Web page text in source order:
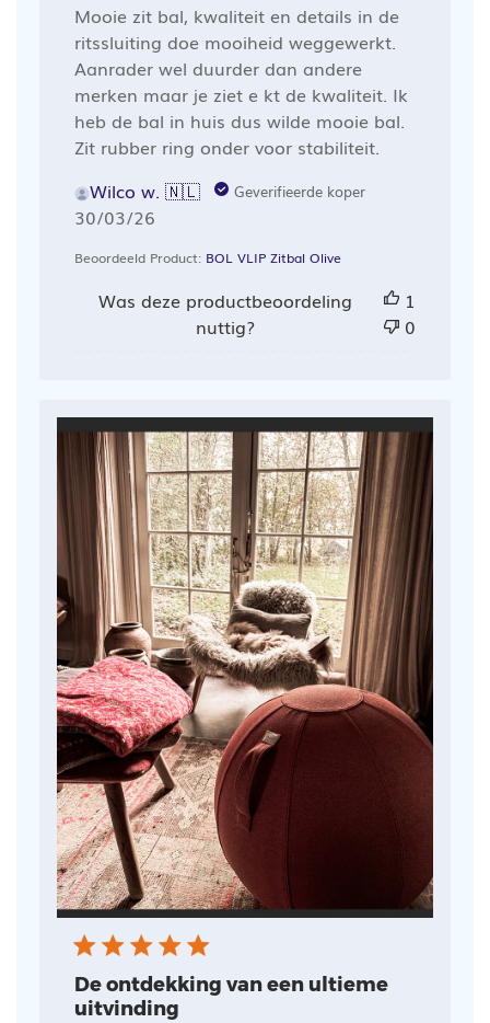
Mooie zit bal, kwaliteit en details in de
ritssluiting doe mooiheid weggewerkt.
Aanrader wel duurder dan andere
merken maar je ziet e kt de kwaliteit. Ik
heb de bal in huis dus wilde mooie bal.
Zit rubber ring onder voor stabiliteit.
Wilco w. 🇳🇱
Geverifieerde koper
Publicatiedatum
30/03/26
Beoordeeld Product: BOL VLIP Zitbal Olive
Was deze productbeoordeling
nuttig?
1
0
De ontdekking van een ultieme
uitvinding